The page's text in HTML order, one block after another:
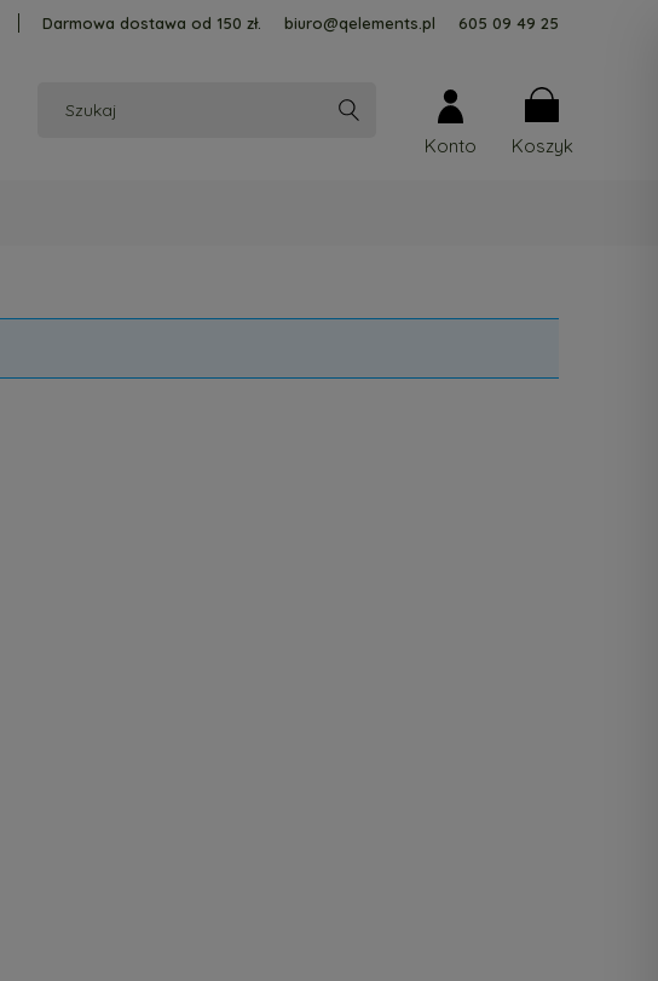
Darmowa dostawa od 150 zł. biuro@qelements.pl 605 09 49 25
Konto